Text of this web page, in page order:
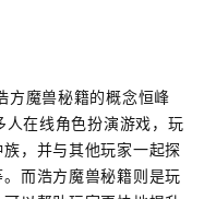
方魔兽秘籍的概念恒峰
在线角色扮演游戏，玩
，并与其他玩家一起探
而浩方魔兽秘籍则是玩